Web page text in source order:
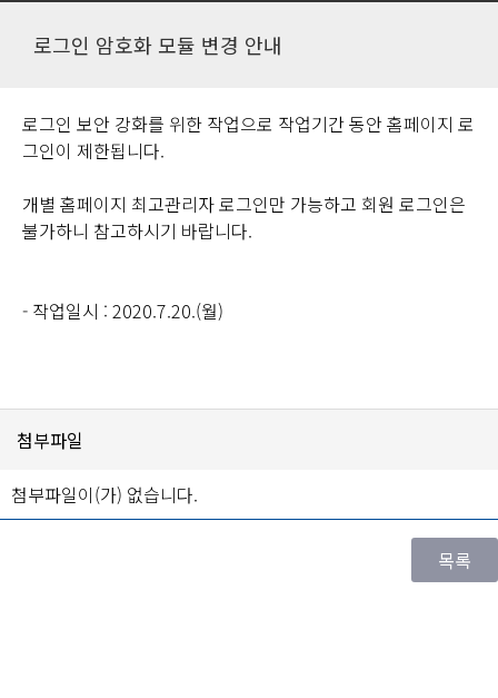
로그인 암호화 모듈 변경 안내
로그인 보안 강화를 위한 작업으로 작업기간 동안 홈페이지 로
그인이 제한됩니다.
개별 홈페이지 최고관리자 로그인만 가능하고 회원 로그인은
불가하니 참고하시기 바랍니다.
- 작업일시 : 2020.7.20.(월)
첨부파일
첨부파일이(가) 없습니다.